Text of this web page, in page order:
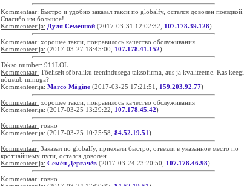
Kommentaar: Быстро и удобно заказал такси по globalfy, остался доволен поездкой.
Спасибо им большое!
Kommenteerija: Дуля Семенной (2017-03-31 12:02:32, 107.178.39.128)
Kommentaar: хорошее такси, понравилось качество обслуживания
Kommenteerija: (2017-03-27 18:45:00, 107.178.41.152)
Takso number: 911LOL
Kommentaar: Tõeliselt sõbraliku teenindusega taksofirma, aus ja kvaliteetne. Kas keegi
nõustub minuga?
Kommenteerija: Marco Mägine (2017-03-25 17:21:51, 159.203.92.77)
Kommentaar: хорошее такси, понравилось качество обслуживания
Kommenteerija: (2017-03-25 13:29:22, 107.178.45.42)
Kommentaar: говно
Kommenteerija: (2017-03-25 10:25:58, 84.52.19.51)
Kommentaar: Заказал по globalfy, приехали быстро, отвезли в указанное место по
кротчайшему пути, остался доволен.
Kommenteerija: Семён Дергачёв (2017-03-24 23:20:50, 107.178.46.98)
Kommentaar: говно